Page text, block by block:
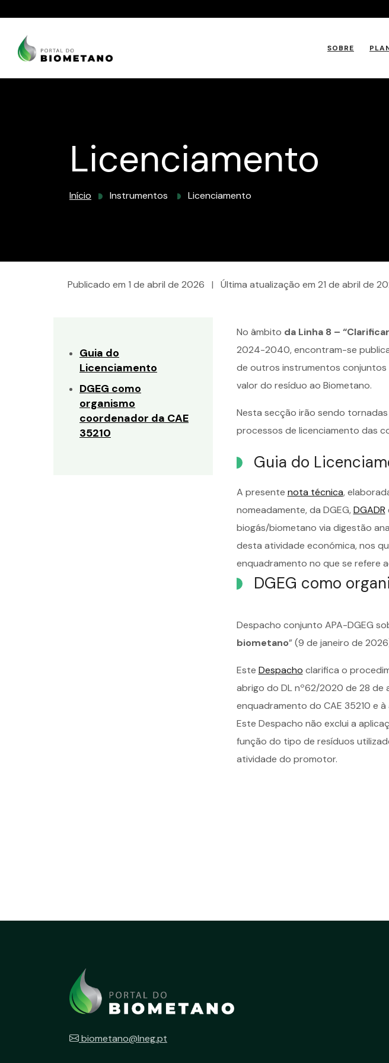
SOBRE
Licenciamento
Início Instrumentos Licenciamento
Publicado em 1 de abril de 2026 | Última atualização em 21 de abril de
Guia do
Licenciamento
DGEG como
organismo
coordenador da CAE
35210
No âmbito da Linha 8 –
2024-2040, encontram-se
de outros instrumentos conjuntos
valor do resíduo ao Biometano.
Nesta secção irão sendo
processos de licenciamento das
Guia do
A presente nota técnica,
nomeadamente, da DGEG,DGADR
biogás/biometano via digestão
desta atividade económica, nos
enquadramento no que se refere
DGEG como
Despacho conjunto APA-DGEG
biometano” (9 de janeiro de
Este Despacho clarifica o
abrigo do DL nº62/2020 de 28 de
enquadramento do CAE 35210 e
Este Despacho não exclui a
função do tipo de resíduos
atividade do promotor.
biometano@lneg.pt